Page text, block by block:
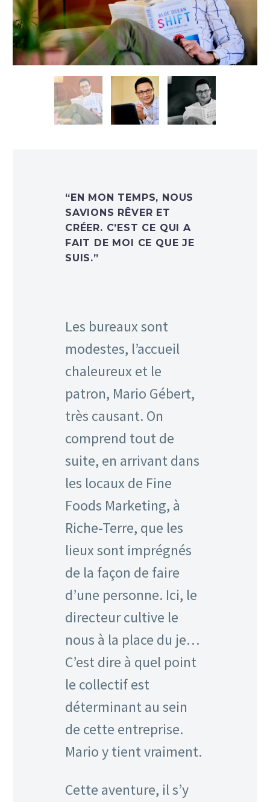
“EN MON TEMPS, NOUS
SAVIONS RÊVER ET
CRÉER. C’EST CE QUI A
FAIT DE MOI CE QUE JE
SUIS.”
Les bureaux sont
modestes, l’accueil
chaleureux et le
patron, Mario Gébert,
très causant. On
comprend tout de
suite, en arrivant dans
les locaux de Fine
Foods Marketing, à
Riche-Terre, que les
lieux sont imprégnés
de la façon de faire
d’une personne. Ici, le
directeur cultive le
nous à la place du je…
C’est dire à quel point
le collectif est
déterminant au sein
de cette entreprise.
Mario y tient vraiment.
Cette aventure, il s’y